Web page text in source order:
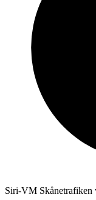
Siri-VM Skånetrafiken